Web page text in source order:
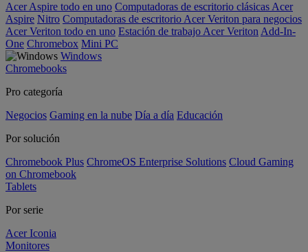
Acer Aspire todo en uno Computadoras de escritorio clásicas Acer
Aspire Nitro Computadoras de escritorio Acer Veriton para negocios
Acer Veriton todo en uno Estación de trabajo Acer Veriton Add-In-
One Chromebox Mini PC
Windows
Chromebooks
Pro categoría
Negocios Gaming en la nube Día a día Educación
Por solución
Chromebook Plus ChromeOS Enterprise Solutions Cloud Gaming
on Chromebook
Tablets
Por serie
Acer Iconia
Monitores